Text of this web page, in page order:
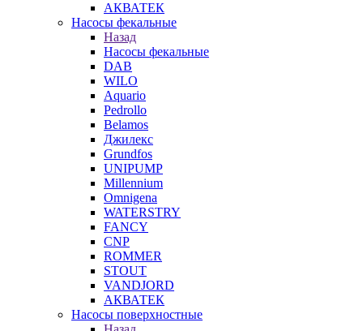
АКВАТЕК
Насосы фекальные
Назад
Насосы фекальные
DAB
WILO
Aquario
Pedrollo
Belamos
Джилекс
Grundfos
UNIPUMP
Millennium
Omnigena
WATERSTRY
FANCY
CNP
ROMMER
STOUT
VANDJORD
АКВАТЕК
Насосы поверхностные